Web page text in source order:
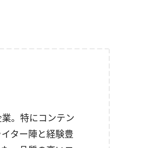
。特にコンテン
ター陣と経験豊